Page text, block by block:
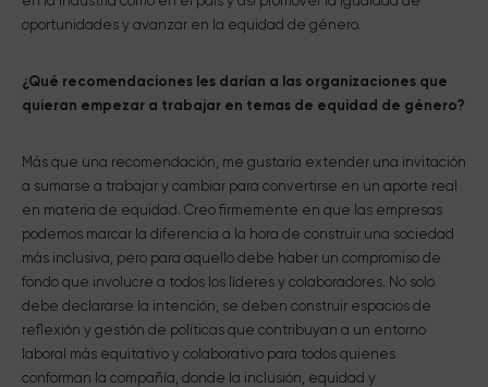
oportunidades y avanzar en la equidad de género.
¿Qué recomendaciones les darían a las organizaciones que
quieran empezar a trabajar en temas de equidad de género?
Más que una recomendación, me gustaría extender una invitación
a sumarse a trabajar y cambiar para convertirse en un aporte real
en materia de equidad. Creo firmemente en que las empresas
podemos marcar la diferencia a la hora de construir una sociedad
más inclusiva, pero para aquello debe haber un compromiso de
fondo que involucre a todos los líderes y colaboradores. No solo
debe declararse la intención, se deben construir espacios de
reflexión y gestión de políticas que contribuyan a un entorno
laboral más equitativo y colaborativo para todos quienes
conforman la compañía, donde la inclusión, equidad y